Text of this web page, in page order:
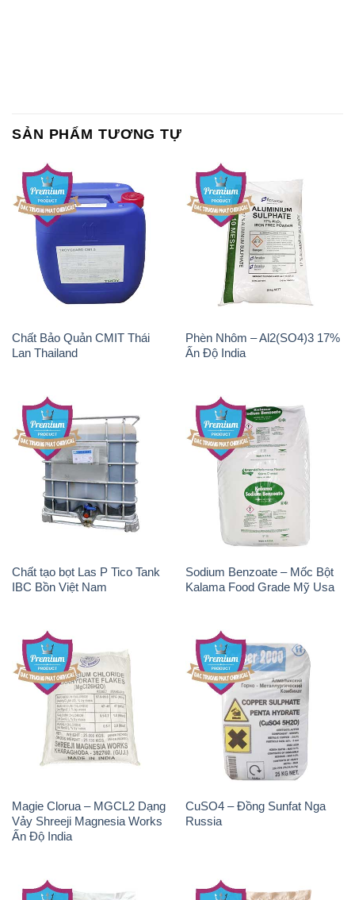
Chất Bảo Quản CMIT Thái
Lan Thailand
Phèn Nhôm – Al2(SO4)3 17%
Ấn Độ India
Chất tạo bọt Las P Tico Tank
IBC Bồn Việt Nam
Sodium Benzoate – Mốc Bột
Kalama Food Grade Mỹ Usa
Magie Clorua – MGCL2 Dạng
Vảy Shreeji Magnesia Works
Ấn Độ India
CuSO4 – Đồng Sunfat Nga